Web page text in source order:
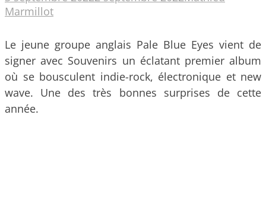
Marmillot
Le jeune groupe anglais Pale Blue Eyes vient de
signer avec Souvenirs un éclatant premier album
où se bousculent indie-rock, électronique et new
wave. Une des très bonnes surprises de cette
année.